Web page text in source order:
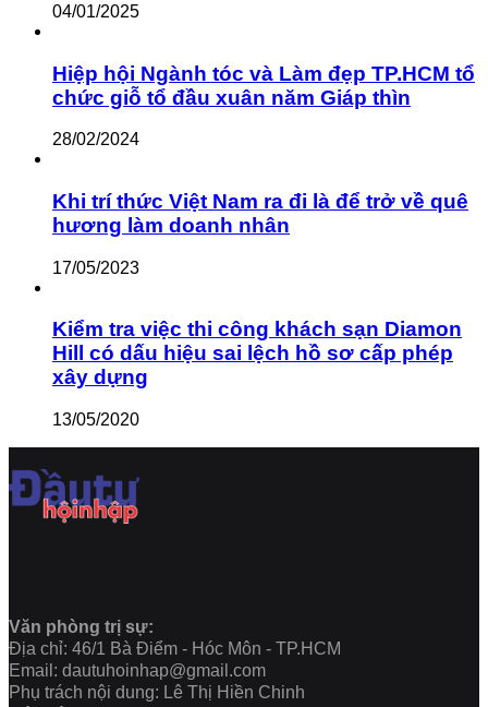
04/01/2025
Hiệp hội Ngành tóc và Làm đẹp TP.HCM tổ
chức giỗ tổ đầu xuân năm Giáp thìn
28/02/2024
Khi trí thức Việt Nam ra đi là để trở về quê
hương làm doanh nhân
17/05/2023
Kiểm tra việc thi công khách sạn Diamon
Hill có dấu hiệu sai lệch hồ sơ cấp phép
xây dựng
13/05/2020
Văn phòng trị sự:
Địa chỉ: 46/1 Bà Điểm - Hóc Môn - TP.HCM
Email: dautuhoinhap@gmail.com
Phụ trách nội dung: Lê Thị Hiền Chinh